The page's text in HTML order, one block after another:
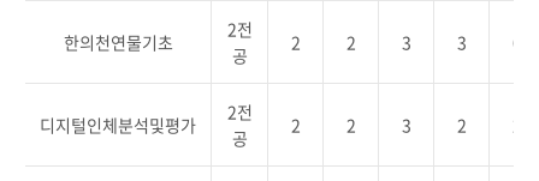
한의천연물기초
2전
공
2 2 3 3 0
디지털인체분석및평가
2전
공
2 2 3 2 2